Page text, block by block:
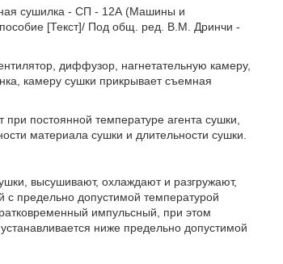
сушилка - СП - 12А (Машины и
[Текст]/ Под общ. ред. В.М. Дринчи -
диффузор, нагнетательную камеру,
камеру сушки прикрывает съемная
постоянной температуре агента сушки,
материала сушки и длительности сушки.
высушивают, охлаждают и разгружают,
с предельно допустимой температурой
импульсный, при этом
ниже предельно допустимой